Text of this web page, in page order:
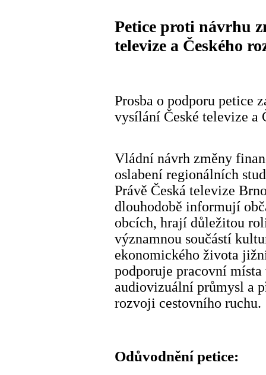
Petice proti návrhu
televize a Českého
Prosba o podporu petice
vysílání České televize a
Vládní návrh změny
oslabení regionálních
Právě Česká televize
dlouhodobě informují
obcích, hrají důležitou
významnou součástí
ekonomického života
podporuje pracovní
audiovizuální průmysl a
rozvoji cestovního ruchu.
Odůvodnění petice: